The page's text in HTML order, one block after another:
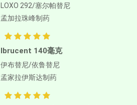
LOXO 292/塞尔帕替尼
孟加拉珠峰制药
Ibrucent 140毫克
伊布替尼/依鲁替尼
孟家拉伊斯达制药